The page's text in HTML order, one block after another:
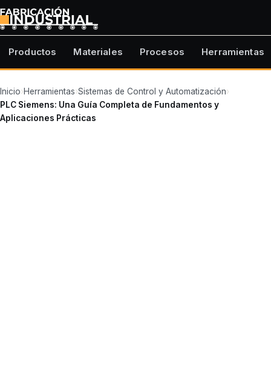
Productos Materiales Procesos Herramientas
Inicio›Herramientas›Sistemas de Control y Automatización›
PLC Siemens: Una Guía Completa de Fundamentos y
Aplicaciones Prácticas